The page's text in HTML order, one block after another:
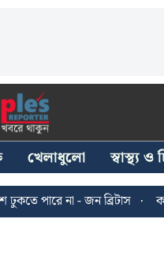
খেলাধুলো স্বাস্থ্য ও
না - জন ব্রিটাস কলকাতায়